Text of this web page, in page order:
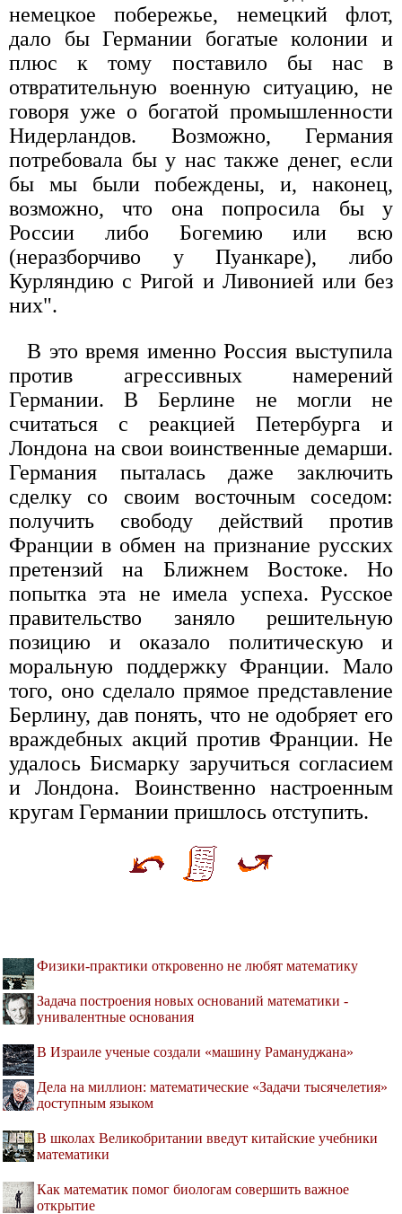
немецкое побережье, немецкий флот,
дало бы Германии богатые колонии и
плюс к тому поставило бы нас в
отвратительную военную ситуацию, не
говоря уже о богатой промышленности
Нидерландов. Возможно, Германия
потребовала бы у нас также денег, если
бы мы были побеждены, и, наконец,
возможно, что она попросила бы у
России либо Богемию или всю
(неразборчиво у Пуанкаре), либо
Курляндию с Ригой и Ливонией или без
них".
В это время именно Россия выступила
против агрессивных намерений
Германии. В Берлине не могли не
считаться с реакцией Петербурга и
Лондона на свои воинственные демарши.
Германия пыталась даже заключить
сделку со своим восточным соседом:
получить свободу действий против
Франции в обмен на признание русских
претензий на Ближнем Востоке. Но
попытка эта не имела успеха. Русское
правительство заняло решительную
позицию и оказало политическую и
моральную поддержку Франции. Мало
того, оно сделало прямое представление
Берлину, дав понять, что не одобряет его
враждебных акций против Франции. Не
удалось Бисмарку заручиться согласием
и Лондона. Воинственно настроенным
кругам Германии пришлось отступить.
Физики-практики откровенно не любят математику
Задача построения новых оснований математики -
унивалентные основания
В Израиле ученые создали «машину Рамануджана»
Дела на миллион: математические «Задачи тысячелетия»
доступным языком
В школах Великобритании введут китайские учебники
математики
Как математик помог биологам совершить важное
открытие